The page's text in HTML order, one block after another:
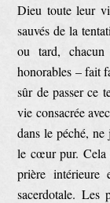
Dieu toute leur
sauvés de la
ou tard, chacun
honorables – fait
sûr de passer ce
vie consacrée
dans le péché,
le cœur pur. Cela
prière intérieure
sacerdotale. Les